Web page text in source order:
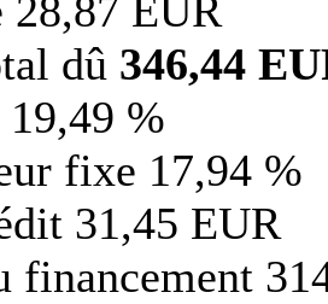
28,87 EUR
dû 346,44
19,49 %
fixe 17,94 %
31,45 EUR
financement